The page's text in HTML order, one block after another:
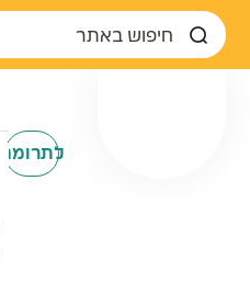
לתרומה